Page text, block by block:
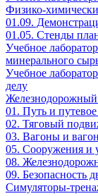
Физико-
01.09.
01.05. Стенды
Учебное
минерального
Учебное
делу
Железнодорожный
01. Путь и путевое
02. Тяговый
03. Вагоны и
05. Сооружения и
08.
09. Безопасность
Симуляторы-